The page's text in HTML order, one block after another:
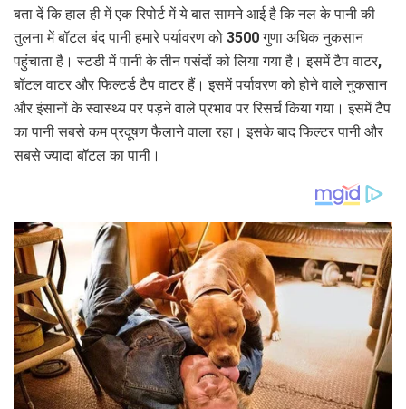
बता दें कि हाल ही में एक रिपोर्ट में ये बात सामने आई है कि नल के पानी की
तुलना में बॉटल बंद पानी हमारे पर्यावरण को 3500 गुणा अधिक नुकसान
पहुंचाता है। स्टडी में पानी के तीन पसंदों को लिया गया है। इसमें टैप वाटर,
बॉटल वाटर और फिल्टर्ड टैप वाटर हैं। इसमें पर्यावरण को होने वाले नुकसान
और इंसानों के स्वास्थ्य पर पड़ने वाले प्रभाव पर रिसर्च किया गया। इसमें टैप
का पानी सबसे कम प्रदूषण फैलाने वाला रहा। इसके बाद फिल्टर पानी और
सबसे ज्यादा बॉटल का पानी।